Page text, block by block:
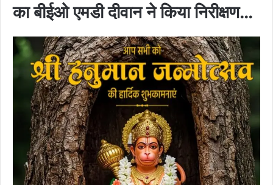
का बीईओ एमडी दीवान ने किया निरीक्षण…